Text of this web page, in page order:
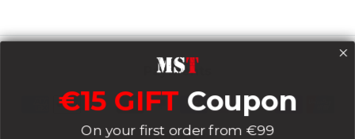
Payments
€15 GIFT Coupon
On your first order from €99